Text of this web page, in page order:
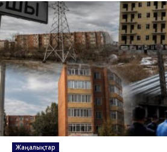
Жаңалықтар